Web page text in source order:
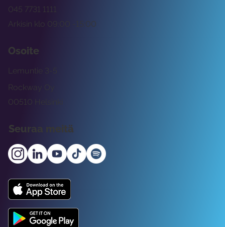
Arkisin klo 09:00 -15:00
045 7731 1111
Osoite
Rockway Oy
Lemuntie 3-5
00510 Helsinki
Seuraa meitä